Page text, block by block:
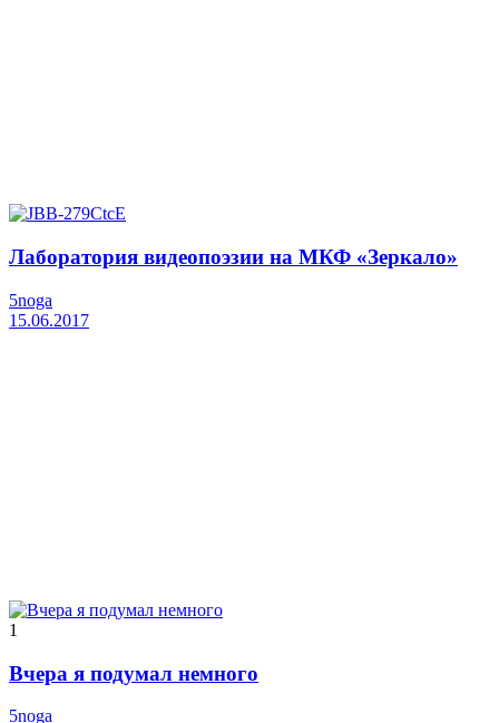
Лаборатория видеопоэзии на МКФ «Зеркало»
5noga
15.06.2017
1
Вчера я подумал немного
5noga